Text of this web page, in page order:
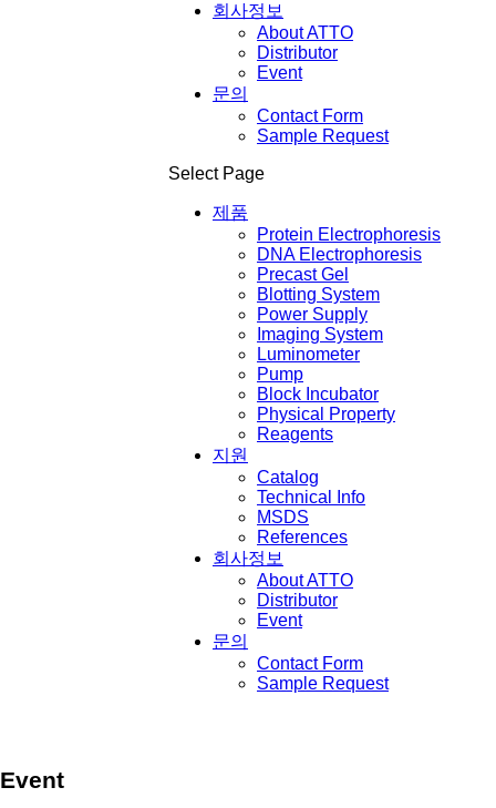
회사정보
About ATTO
Distributor
Event
문의
Contact Form
Sample Request
Select Page
제품
Protein Electrophoresis
DNA Electrophoresis
Precast Gel
Blotting System
Power Supply
Imaging System
Luminometer
Pump
Block Incubator
Physical Property
Reagents
지원
Catalog
Technical Info
MSDS
References
회사정보
About ATTO
Distributor
Event
문의
Contact Form
Sample Request
Event